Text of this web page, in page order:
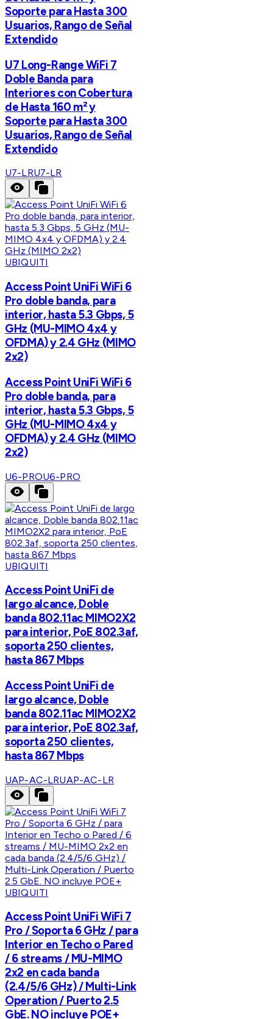
Soporte para Hasta 300
Usuarios, Rango de Señal
Extendido
U7 Long-Range WiFi 7
Doble Banda para
Interiores con Cobertura
de Hasta 160 m² y
Soporte para Hasta 300
Usuarios, Rango de Señal
Extendido
U7-LRU7-LR
UBIQUITI
Access Point UniFi WiFi 6
Pro doble banda, para
interior, hasta 5.3 Gbps, 5
GHz (MU-MIMO 4x4 y
OFDMA) y 2.4 GHz (MIMO
2x2)
Access Point UniFi WiFi 6
Pro doble banda, para
interior, hasta 5.3 Gbps, 5
GHz (MU-MIMO 4x4 y
OFDMA) y 2.4 GHz (MIMO
2x2)
U6-PROU6-PRO
UBIQUITI
Access Point UniFi de
largo alcance, Doble
banda 802.11ac MIMO2X2
para interior, PoE 802.3af,
soporta 250 clientes,
hasta 867 Mbps
Access Point UniFi de
largo alcance, Doble
banda 802.11ac MIMO2X2
para interior, PoE 802.3af,
soporta 250 clientes,
hasta 867 Mbps
UAP-AC-LRUAP-AC-LR
UBIQUITI
Access Point UniFi WiFi 7
Pro / Soporta 6 GHz / para
Interior en Techo o Pared
/ 6 streams / MU-MIMO
2x2 en cada banda
(2.4/5/6 GHz) / Multi-Link
Operation / Puerto 2.5
GbE. NO incluye POE+